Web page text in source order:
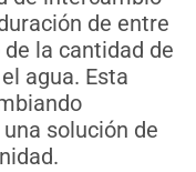
de entre
la cantidad de
agua. Esta
solución de